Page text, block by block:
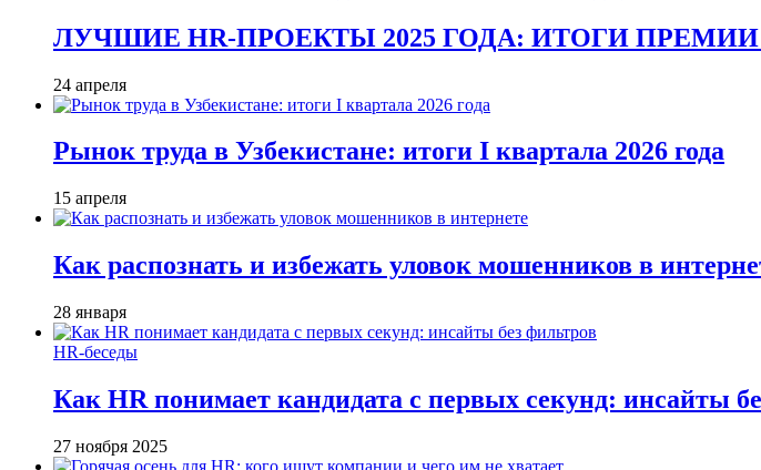
ЛУЧШИЕ HR-ПРОЕКТЫ 2025 ГОДА: ИТОГИ
24 апреля
Рынок труда в Узбекистане: итоги I квартала 2026 года
15 апреля
Как распознать и избежать уловок мошенников в
28 января
HR-беседы
Как HR понимает кандидата с первых секунд: инсайты
27 ноября 2025